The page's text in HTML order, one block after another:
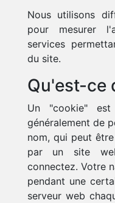
Nous utilisons
pour mesurer
services
du site.
Qu'est-ce
Un "cookie" est
généralement de
nom, qui peut
par un site
connectez. Votre
pendant une
serveur web